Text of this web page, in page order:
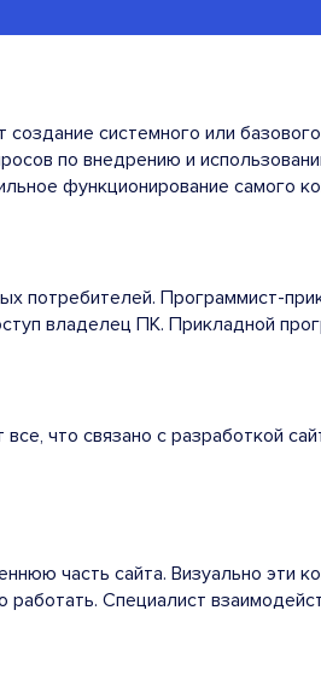
создание системного или
по внедрению и
функционирование самого
потребителей. Программист-
владелец ПК. Прикладной
что связано с разработкой
часть сайта. Визуально эти
Специалист